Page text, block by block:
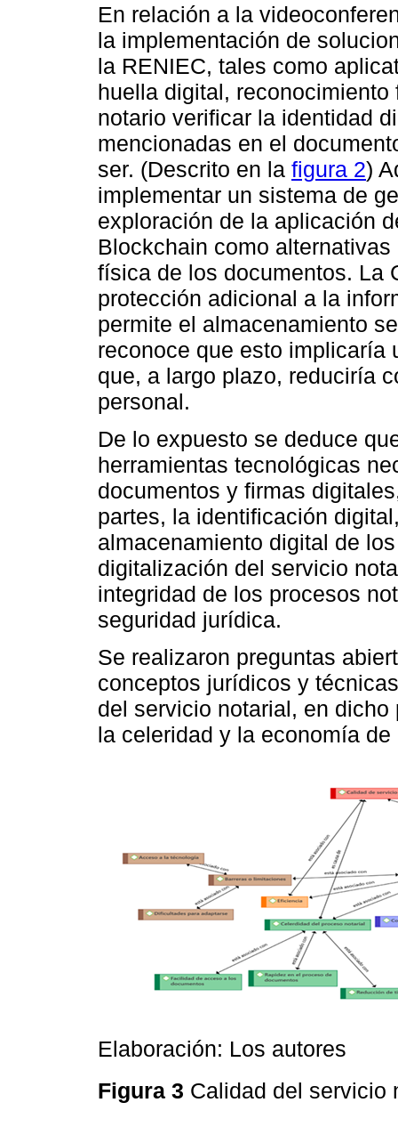
En relación a la
la implementación de
la RENIEC, tales como
huella digital,
notario verificar la identidad
mencionadas en el
ser. (Descrito en la figura 2)
implementar un sistema de
exploración de la aplicación
Blockchain como
física de los documentos. La
protección adicional a la
permite el almacenamiento
reconoce que esto implicaría
que, a largo plazo, reduciría
personal.
De lo expuesto se deduce
herramientas tecnológicas
documentos y firmas
partes, la identificación
almacenamiento digital de
digitalización del servicio
integridad de los procesos
seguridad jurídica.
Se realizaron preguntas
conceptos jurídicos y
del servicio notarial, en
la celeridad y la economía
Elaboración: Los autores
Figura 3 Calidad del servicio